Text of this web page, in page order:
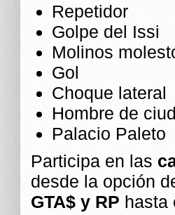
Repetidor
Golpe del Issi
Molinos
Gol
Choque lateral
Hombre de
Palacio Paleto
Participa en las
desde la opción
GTA$ y RP hasta